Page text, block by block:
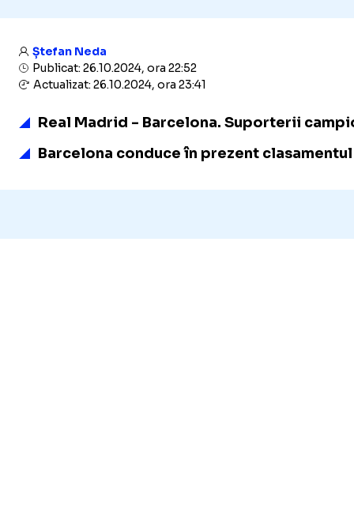
Ștefan Neda
Publicat: 26.10.2024, ora 22:52
Actualizat: 26.10.2024, ora 23:41
Real Madrid - Barcelona. Suporterii
Barcelona conduce în prezent